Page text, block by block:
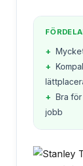
+
+
+ Bra
jobb